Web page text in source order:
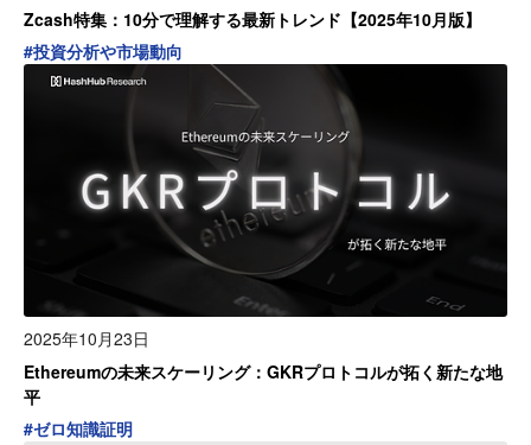
Zcash特集：10分で理解する最新トレンド【2025年10月版】
#投資分析や市場動向
2025年10月23日
Ethereumの未来スケーリング：GKRプロトコルが拓く新たな地
平
#ゼロ知識証明